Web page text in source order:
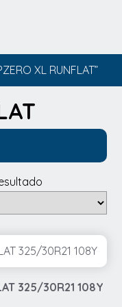
XL RUNFLAT”
325/30R21 108Y